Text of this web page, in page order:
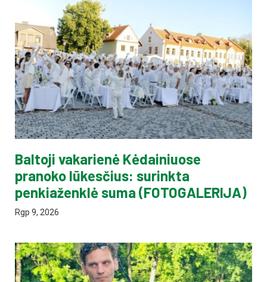
Baltoji vakarienė Kėdainiuose
pranoko lūkesčius: surinkta
penkiaženklė suma (FOTOGALERIJA)
Rgp 9, 2026